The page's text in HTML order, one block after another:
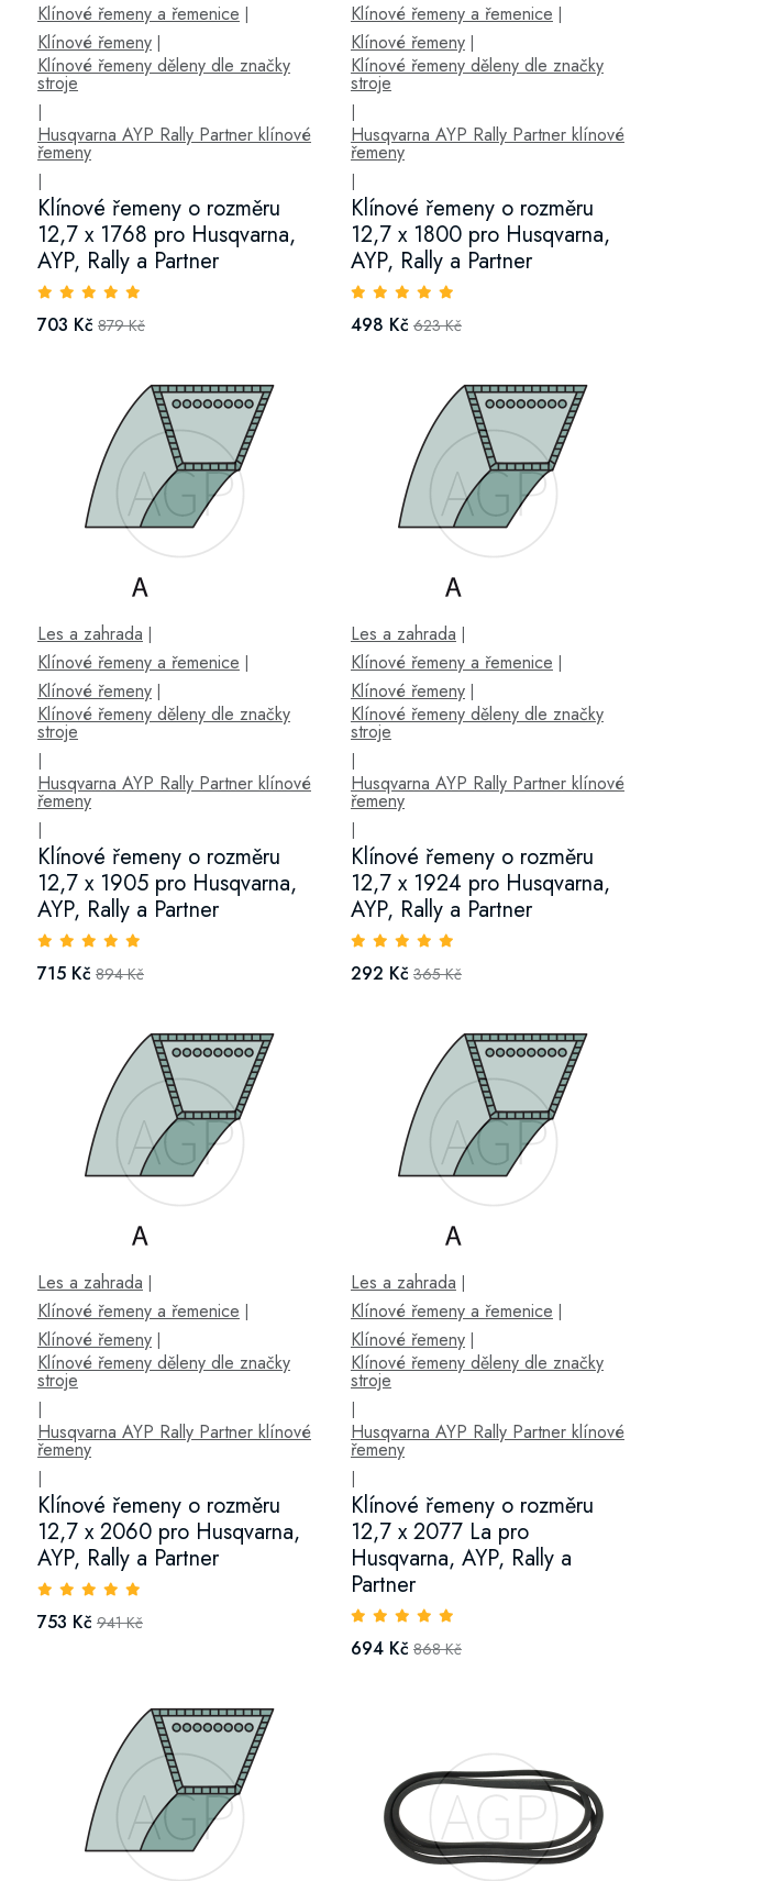
Klínové řemeny a řemenice
Klínové řemeny|
Klínové řemeny děleny dle značky
stroje
Husqvarna AYP Rally Partner klínové
řemeny
Klínové řemeny o rozměru
12,7 x 1768 pro Husqvarna,
AYP, Rally a Partner
703 Kč 879 Kč
Klínové řemeny a řemenice
Klínové řemeny|
Klínové řemeny děleny dle značky
stroje
Husqvarna AYP Rally Partner klínové
řemeny
Klínové řemeny o rozměru
12,7 x 1800 pro Husqvarna,
AYP, Rally a Partner
498 Kč 623 Kč
Les a zahrada
Klínové řemeny a řemenice
Klínové řemeny|
Klínové řemeny děleny dle značky
stroje
Husqvarna AYP Rally Partner klínové
řemeny
Klínové řemeny o rozměru
12,7 x 1905 pro Husqvarna,
AYP, Rally a Partner
715 Kč 894 Kč
Les a zahrada
Klínové řemeny a řemenice
Klínové řemeny|
Klínové řemeny děleny dle značky
stroje
Husqvarna AYP Rally Partner klínové
řemeny
Klínové řemeny o rozměru
12,7 x 1924 pro Husqvarna,
AYP, Rally a Partner
292 Kč 365 Kč
Les a zahrada
Klínové řemeny a řemenice
Klínové řemeny|
Klínové řemeny děleny dle značky
stroje
Husqvarna AYP Rally Partner klínové
řemeny
Klínové řemeny o rozměru
12,7 x 2060 pro Husqvarna,
AYP, Rally a Partner
753 Kč 941 Kč
Les a zahrada
Klínové řemeny a řemenice
Klínové řemeny|
Klínové řemeny děleny dle značky
stroje
Husqvarna AYP Rally Partner klínové
řemeny
Klínové řemeny o rozměru
12,7 x 2077 La pro
Husqvarna, AYP, Rally a
Partner
694 Kč 868 Kč